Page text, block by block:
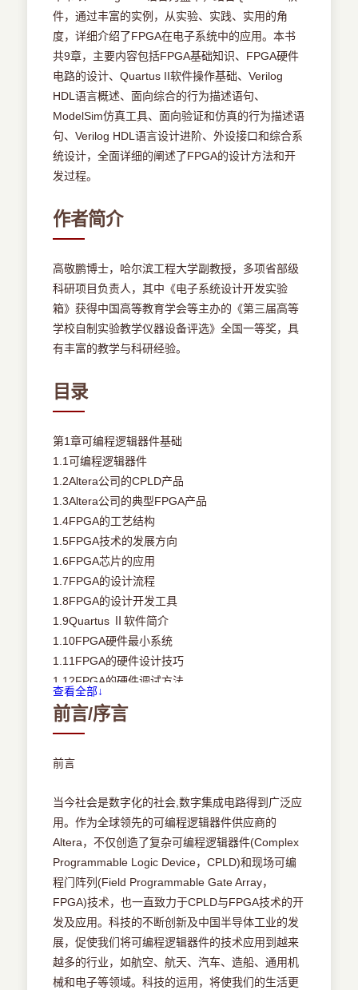
件，通过丰富的实例，从实验、实践、实用的角
度，详细介绍了FPGA在电子系统中的应用。本书
共9章，主要内容包括FPGA基础知识、FPGA硬件
电路的设计、Quartus II软件操作基础、Verilog
HDL语言概述、面向综合的行为描述语句、
ModelSim仿真工具、面向验证和仿真的行为描述语
句、Verilog HDL语言设计进阶、外设接口和综合系
统设计，全面详细的阐述了FPGA的设计方法和开
发过程。
作者简介
高敬鹏博士，哈尔滨工程大学副教授，多项省部级
科研项目负责人，其中《电子系统设计开发实验
箱》获得中国高等教育学会等主办的《第三届高等
学校自制实验教学仪器设备评选》全国一等奖，具
有丰富的教学与科研经验。
目录
第1章可编程逻辑器件基础
1.1可编程逻辑器件
1.2Altera公司的CPLD产品
1.3Altera公司的典型FPGA产品
1.4FPGA的工艺结构
1.5FPGA技术的发展方向
1.6FPGA芯片的应用
1.7FPGA的设计流程
1.8FPGA的设计开发工具
1.9Quartus Ⅱ软件简介
1.10FPGA硬件最小系统
1.11FPGA的硬件设计技巧
1.12FPGA的硬件调试方法
第2章Quartus Ⅱ基本设计操作
2.1QuartersⅡ基本设计流程
2.3Quartus Ⅱ设计输入
2.5Quartus Ⅱ设计文件的仿真
2.6Quartus Ⅱ引脚分配与器件编译
2.7Quartus Ⅱ器件编程
2.8Quartus Ⅱ固化程序到外部存储器
2.9Quartus Ⅱ其他操作
第3章Quartus Ⅱ软件进阶设计
3.1Quartus Ⅱ参数化宏功能模块及其使用方法
3.2SignalTap Ⅱ在线逻辑分析仪的使用方法
3.2.1SignalTap Ⅱ介绍
3.2.2使用SignalTap Ⅱ操作流程
查看全部↓
前言/序言
前言
当今社会是数字化的社会,数字集成电路得到广泛应
用。作为全球领先的可编程逻辑器件供应商的
Altera，不仅创造了复杂可编程逻辑器件(Complex
Programmable Logic Device，CPLD)和现场可编
程门阵列(Field Programmable Gate Array，
FPGA)技术，也一直致力于CPLD与FPGA技术的开
发及应用。科技的不断创新及中国半导体工业的发
展，促使我们将可编程逻辑器件的技术应用到越来
越多的行业，如航空、航天、汽车、造船、通用机
械和电子等领域。科技的运用，将使我们的生活更